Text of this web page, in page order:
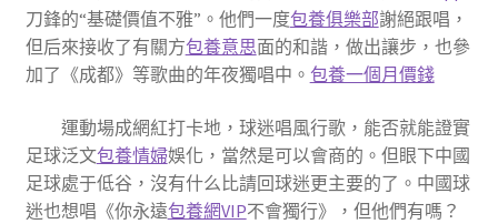
刀鋒的“基礎價值不雅”。他們一度包養俱樂部謝絕跟唱，
但后來接收了有關方包養意思面的和諧，做出讓步，也參
加了《成都》等歌曲的年夜獨唱中。 包養一個月價錢
運動場成網紅打卡地，球迷唱風行歌，能否就能證實
足球泛文包養情婦娛化，當然是可以會商的。但眼下中國
足球處于低谷，沒有什么比請回球迷更主要的了。中國球
迷也想唱《你永遠包養網VIP不會獨行》，但他們有嗎？